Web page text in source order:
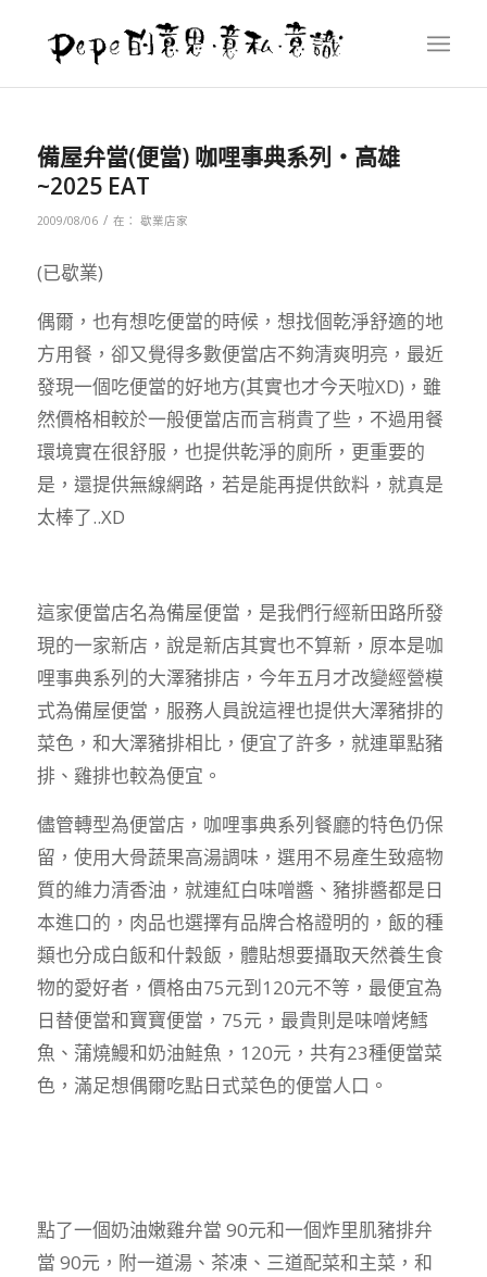
備屋弁當(便當) 咖哩事典系列‧高雄
~2025 EAT
2009/08/06 / 在： 歇業店家
(已歇業)
偶爾，也有想吃便當的時候，想找個乾淨舒適的地
方用餐，卻又覺得多數便當店不夠清爽明亮，最近
發現一個吃便當的好地方(其實也才今天啦XD)，雖
然價格相較於一般便當店而言稍貴了些，不過用餐
環境實在很舒服，也提供乾淨的廁所，更重要的
是，還提供無線網路，若是能再提供飲料，就真是
太棒了..XD
這家便當店名為備屋便當，是我們行經新田路所發
現的一家新店，說是新店其實也不算新，原本是咖
哩事典系列的大澤豬排店，今年五月才改變經營模
式為備屋便當，服務人員說這裡也提供大澤豬排的
菜色，和大澤豬排相比，便宜了許多，就連單點豬
排、雞排也較為便宜。
儘管轉型為便當店，咖哩事典系列餐廳的特色仍保
留，使用大骨蔬果高湯調味，選用不易產生致癌物
質的維力清香油，就連紅白味噌醬、豬排醬都是日
本進口的，肉品也選擇有品牌合格證明的，飯的種
類也分成白飯和什穀飯，體貼想要攝取天然養生食
物的愛好者，價格由75元到120元不等，最便宜為
日替便當和寶寶便當，75元，最貴則是味噌烤鱈
魚、蒲燒鰻和奶油鮭魚，120元，共有23種便當菜
色，滿足想偶爾吃點日式菜色的便當人口。
點了一個奶油嫩雞弁當 90元和一個炸里肌豬排弁
當 90元，附一道湯、茶凍、三道配菜和主菜，和